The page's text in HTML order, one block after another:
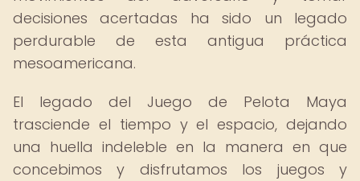
decisiones acertadas ha sido un legado
perdurable de esta antigua práctica
mesoamericana.
El legado del Juego de Pelota Maya
trasciende el tiempo y el espacio, dejando
una huella indeleble en la manera en que
concebimos y disfrutamos los juegos y